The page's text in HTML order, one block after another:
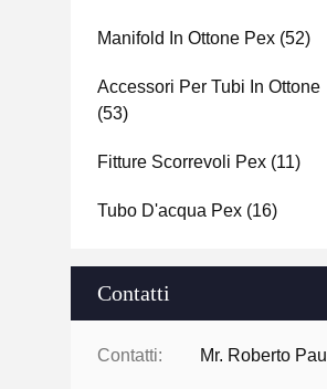
Manifold In Ottone Pex (52)
Accessori Per Tubi In Ottone
(53)
Fitture Scorrevoli Pex (11)
Tubo D'acqua Pex (16)
Contatti
Contatti: Mr. Roberto Pau